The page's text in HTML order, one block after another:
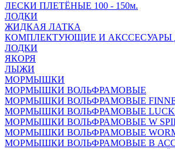
ЛЕСКИ ПЛЕТЁНЫЕ 100 - 150м.
ЛОДКИ
ЖИДКАЯ ЛАТКА
КОМПЛЕКТУЮЩИЕ И АКССЕСУАРЫ
ЛОДКИ
ЯКОРЯ
ЛЫЖИ
МОРМЫШКИ
МОРМЫШКИ ВОЛЬФРАМОВЫЕ
МОРМЫШКИ ВОЛЬФРАМОВЫЕ
МОРМЫШКИ ВОЛЬФРАМОВЫЕ
МОРМЫШКИ ВОЛЬФРАМОВЫЕ W
МОРМЫШКИ ВОЛЬФРАМОВЫЕ
МОРМЫШКИ ВОЛЬФРАМОВЫЕ В